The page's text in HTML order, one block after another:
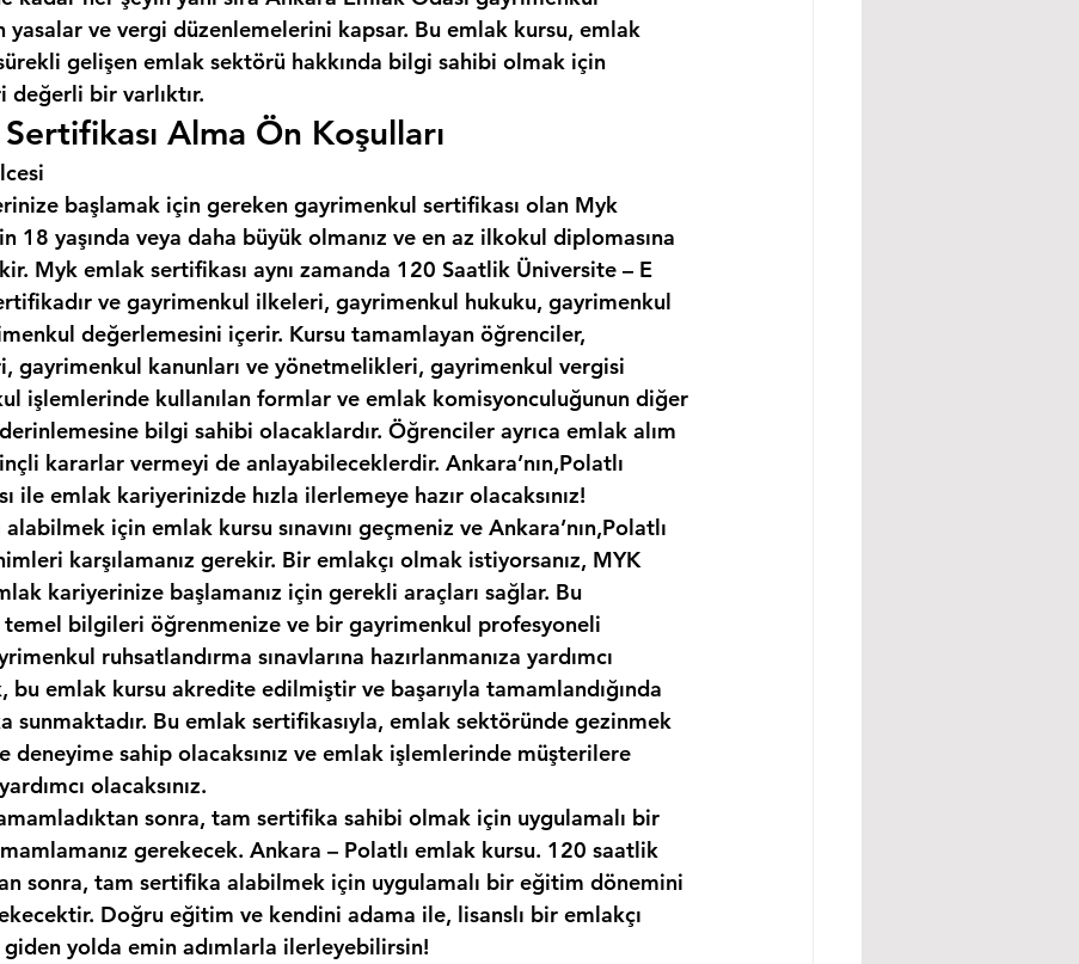
yasalar ve vergi düzenlemelerini kapsar. Bu emlak kursu, emlak
gelişen emlak sektörü hakkında bilgi sahibi olmak için
bir varlıktır.
Alma Ön Koşulları
başlamak için gereken gayrimenkul sertifikası olan Myk
18 yaşında veya daha büyük olmanız ve en az ilkokul diplomasına
Myk emlak sertifikası aynı zamanda 120 Saatlik Üniversite – E
ve gayrimenkul ilkeleri, gayrimenkul hukuku, gayrimenkul
değerlemesini içerir. Kursu tamamlayan öğrenciler,
gayrimenkul kanunları ve yönetmelikleri, gayrimenkul vergisi
işlemlerinde kullanılan formlar ve emlak komisyonculuğunun diğer
bilgi sahibi olacaklardır. Öğrenciler ayrıca emlak alım
kararlar vermeyi de anlayabileceklerdir. Ankara’nın,Polatlı
ile emlak kariyerinizde hızla ilerlemeye hazır olacaksınız!
için emlak kursu sınavını geçmeniz ve Ankara’nın,Polatlı
karşılamanız gerekir. Bir emlakçı olmak istiyorsanız, MYK
kariyerinize başlamanız için gerekli araçları sağlar. Bu
bilgileri öğrenmenize ve bir gayrimenkul profesyoneli
ruhsatlandırma sınavlarına hazırlanmanıza yardımcı
bu emlak kursu akredite edilmiştir ve başarıyla tamamlandığında
sunmaktadır. Bu emlak sertifikasıyla, emlak sektöründe gezinmek
deneyime sahip olacaksınız ve emlak işlemlerinde müşterilere
olacaksınız.
sonra, tam sertifika sahibi olmak için uygulamalı bir
gerekecek. Ankara – Polatlı emlak kursu. 120 saatlik
sonra, tam sertifika alabilmek için uygulamalı bir eğitim dönemini
Doğru eğitim ve kendini adama ile, lisanslı bir emlakçı
yolda emin adımlarla ilerleyebilirsin!